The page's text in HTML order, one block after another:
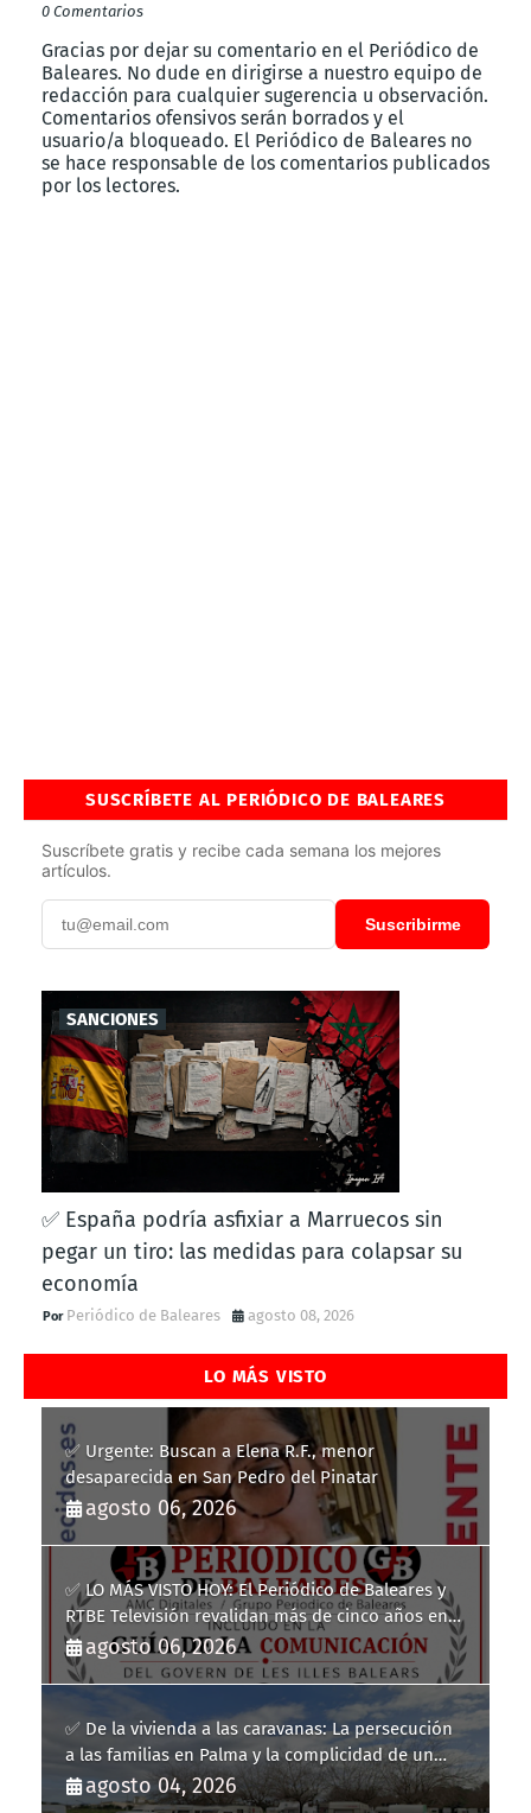
0 Comentarios
Gracias por dejar su comentario en el Periódico de
Baleares. No dude en dirigirse a nuestro equipo de
redacción para cualquier sugerencia u observación.
Comentarios ofensivos serán borrados y el
usuario/a bloqueado. El Periódico de Baleares no
se hace responsable de los comentarios publicados
por los lectores.
SUSCRÍBETE AL PERIÓDICO DE BALEARES
Suscríbete gratis y recibe cada semana los mejores
artículos.
Suscribirme
SANCIONES
✅ España podría asfixiar a Marruecos sin
pegar un tiro: las medidas para colapsar su
economía
Periódico de Baleares agosto 08, 2026
LO MÁS VISTO
✅ Urgente: Buscan a Elena R.F., menor
desaparecida en San Pedro del Pinatar
agosto 06, 2026
✅ LO MÁS VISTO HOY: El Periódico de Baleares y
RTBE Televisión revalidan más de cinco años en
la Guía de la Comunicación del Govern de les Illes
Balears
agosto 06, 2026
✅ De la vivienda a las caravanas: La persecución
a las familias en Palma y la complicidad de un
fracaso heredado
agosto 04, 2026